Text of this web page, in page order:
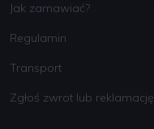
Jak zamawiać?
Regulamin
Transport
Zgłoś zwrot lub reklamację